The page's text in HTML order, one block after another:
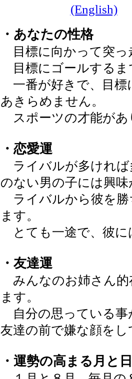
(English)
・あなたの性格
目標に向かって突っ
目標にゴールするま
一番が好きで、目標
あきらめません。
スポーツの才能があ
・恋愛運
ライバルが多ければ
のない男の子には興
ライバルから彼を勝
ます。
とても一途で、彼に
・友達運
みんなのお姉さん的
ます。
自分の思っている事
友達の前で嫌な顔を
・運勢の高まる月と